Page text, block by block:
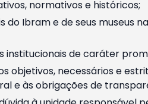
normativos e históricos;
Ibram e de seus museus
institucionais de caráter
objetivos, necessários e
e às obrigações de